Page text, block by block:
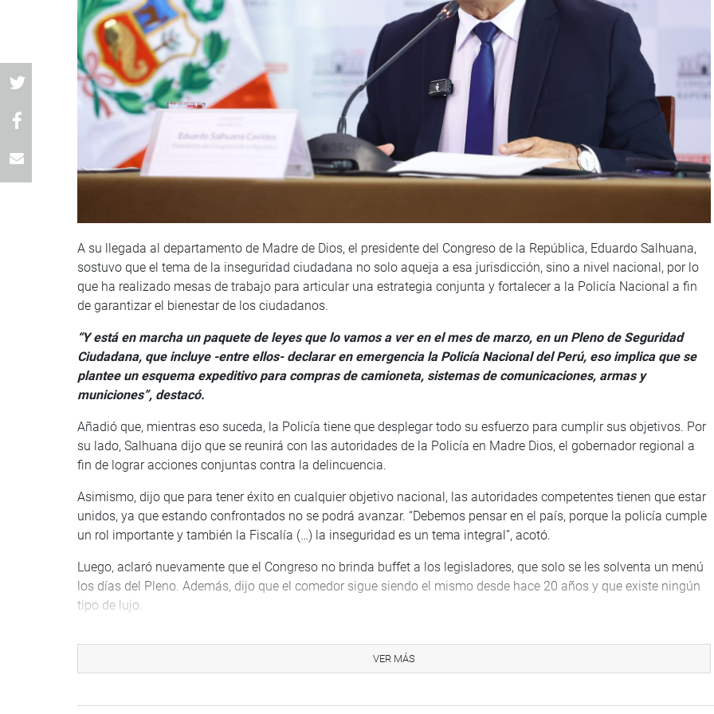
A su llegada al departamento de Madre de Dios, el presidente del Congreso de la República, Eduardo Salhuana,
sostuvo que el tema de la inseguridad ciudadana no solo aqueja a esa jurisdicción, sino a nivel nacional, por lo
que ha realizado mesas de trabajo para articular una estrategia conjunta y fortalecer a la Policía Nacional a fin
de garantizar el bienestar de los ciudadanos.
“Y está en marcha un paquete de leyes que lo vamos a ver en el mes de marzo, en un Pleno de Seguridad
Ciudadana, que incluye -entre ellos- declarar en emergencia la Policía Nacional del Perú, eso implica que se
plantee un esquema expeditivo para compras de camioneta, sistemas de comunicaciones, armas y
municiones”, destacó.
Añadió que, mientras eso suceda, la Policía tiene que desplegar todo su esfuerzo para cumplir sus objetivos. Por
su lado, Salhuana dijo que se reunirá con las autoridades de la Policía en Madre Dios, el gobernador regional a
fin de lograr acciones conjuntas contra la delincuencia.
Asimismo, dijo que para tener éxito en cualquier objetivo nacional, las autoridades competentes tienen que estar
unidos, ya que estando confrontados no se podrá avanzar. “Debemos pensar en el país, porque la policía cumple
un rol importante y también la Fiscalía (…) la inseguridad es un tema integral”, acotó.
Luego, aclaró nuevamente que el Congreso no brinda buffet a los legisladores, que solo se les solventa un menú
los días del Pleno. Además, dijo que el comedor sigue siendo el mismo desde hace 20 años y que existe ningún
tipo de lujo.
En otro momento, resaltó la importancia de la autonomía de la región policial del departamento de Madre de
Dios, ya que depende de Puno hasta para la compra de una llanta. “Eso está camino, esperemos que eso pronto
VER MÁS